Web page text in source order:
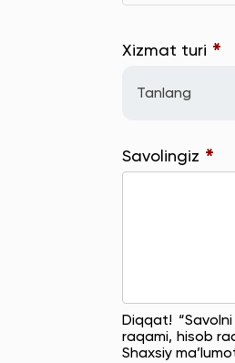
Xizmat turi *
Tanlang
Savolingiz *
Diqqat!
raqami, hisob
Shaxsiy